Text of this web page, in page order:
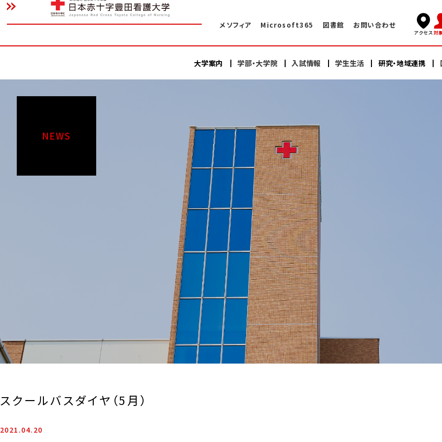
メソフィア Microsoft365 図書館 お問い合わせ
アクセス対
大学案内
情報公開
日本赤十字豊田看護大学の学び
学部・大学院
大学院（博士課程）
教員紹介
入試情報
大学院（博士課程）
オープンキャンパス
よくある質問
資料請求
学生生活
施設案内
学納金・奨学金
卒業生の声・就職実績
研究・地域連携
ヘルスプロモーションセンター
研修会・公開講座
海外語学研修
スイス・イタリア研修
その他の国際的活動
NEWS
スクールバスダイヤ（5月）
2021.04.20